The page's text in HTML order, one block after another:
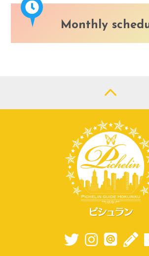
LOGIN
Monthly